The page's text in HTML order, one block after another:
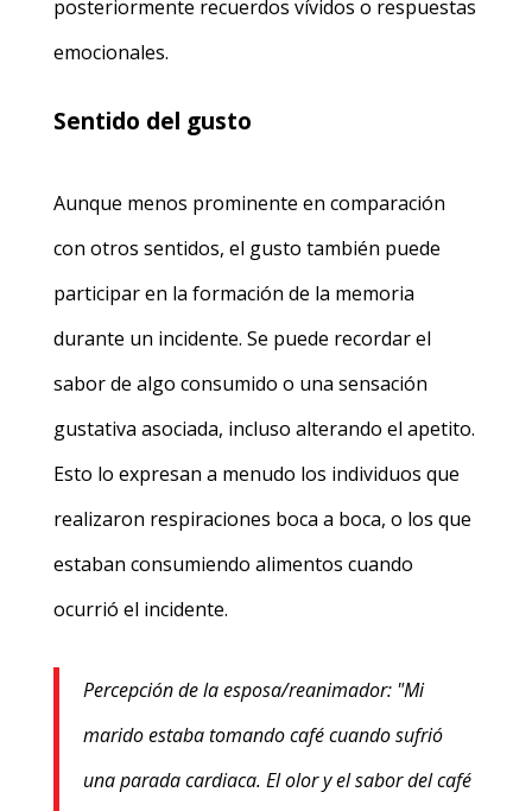
posteriormente recuerdos vívidos o respuestas
emocionales.
Sentido del gusto
Aunque menos prominente en comparación
con otros sentidos, el gusto también puede
participar en la formación de la memoria
durante un incidente. Se puede recordar el
sabor de algo consumido o una sensación
gustativa asociada, incluso alterando el apetito.
Esto lo expresan a menudo los individuos que
realizaron respiraciones boca a boca, o los que
estaban consumiendo alimentos cuando
ocurrió el incidente.
Percepción de la esposa/reanimador: "Mi
marido estaba tomando café cuando sufrió
una parada cardiaca. El olor y el sabor del café